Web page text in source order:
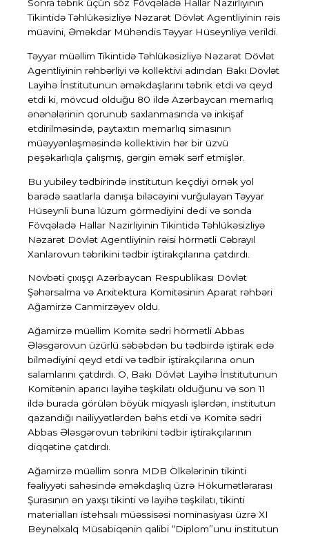
Sonra təbrik üçün söz Fövqəladə Hallar Nazirliyinin
Tikintidə Təhlükəsizliyə Nəzarət Dövlət Agentliyinin rəis
müavini, Əməkdar Mühəndis Təyyar Hüseynliyə verildi.
Təyyar müəllim Tikintidə Təhlükəsizliyə Nəzarət Dövlət
Agentliyinin rəhbərliyi və kollektivi adından Bakı Dövlət
Layihə İnstitutunun əməkdaşlarını təbrik etdi və qeyd
etdi ki, mövcud olduğu 80 ildə Azərbaycan memarlıq
ənənələrinin qorunub saxlanmasında və inkişaf
etdirilməsində, paytaxtın memarlıq simasının
müəyyənləşməsində kollektivin hər bir üzvü
peşəkarlıqla çalışmış, gərgin əmək sərf etmişlər.
Bu yubiley tədbirində institutun keçdiyi örnək yol
barədə saatlarla danışa biləcəyini vurğulayan Təyyar
Hüseynli buna lüzum görmədiyini dedi və sonda
Fövqəladə Hallar Nazirliyinin Tikintidə Təhlükəsizliyə
Nəzarət Dövlət Agentliyinin rəisi hörmətli Cəbrayıl
Xanlarovun təbrikini tədbir iştirakçılarına çatdırdı.
Növbəti çıxışçı Azərbaycan Respublikası Dövlət
Şəhərsalma və Arxitektura Komitəsinin Aparat rəhbəri
Ağamirzə Canmirzəyevoldu.
Ağamirzə müəllim Komitə sədri hörmətli Abbas
Ələsgərovun üzürlü səbəbdən bu tədbirdə iştirak edə
bilmədiyini qeyd etdi və tədbir iştirakçılarına onun
salamlarını çatdırdı. O, Bakı Dövlət Layihə İnstitutunun
Komitənin aparıcı layihə təşkilatı olduğunu və son 11
ildə burada görülən böyük miqyaslı işlərdən, institutun
qazandığı nailiyyətlərdən bəhs etdi və Komitə sədri
Abbas Ələsgərovun təbrikini tədbir iştirakçılarının
diqqətinə çatdırdı.
Ağamirzə müəllim sonra MDB Ölkələrinin tikinti
fəaliyyəti sahəsində əməkdaşlıq üzrə Hökumətlərarası
Şurasının ən yaxşı tikinti və layihə təşkilatı, tikinti
materialları istehsalı müəssisəsi nominasiyası üzrə XI
Beynəlxalq Müsabiqənin qalibi “Diplom”unu institutun